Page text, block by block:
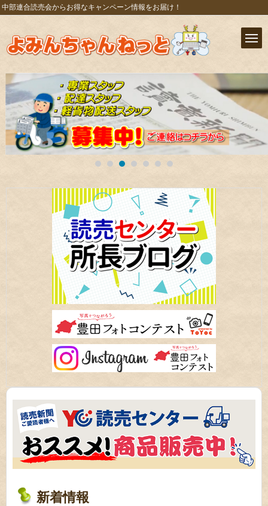
中部連合読売会からお得なキャンペーン情報をお届け！
新着情報